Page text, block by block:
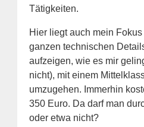
Tätigkeiten.
Hier liegt auch mein
ganzen technischen
aufzeigen, wie es mir
nicht), mit einem
umzugehen. Immerhin
350 Euro. Da darf man
oder etwa nicht?